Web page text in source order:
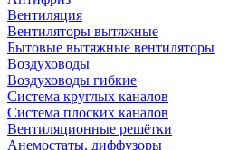
Вентиляция
Вентиляторы вытяжные
Бытовые вытяжные вентиляторы
Воздуховоды
Воздуховоды гибкие
Система круглых каналов
Система плоских каналов
Вентиляционные решётки
Анемостаты, диффузоры